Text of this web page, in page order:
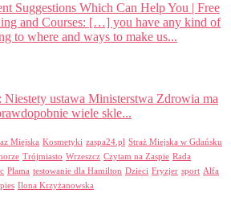
Suggestions Which Can Help You | Free
and Courses: […] you have any kind of
to where and ways to make us...
ustawa Ministerstwa Zdrowia ma
wiele skle...
Miejska Kosmetyki zaspa24.pl Straż Miejska w Gdańsku
Trójmiasto Wrzeszcz Czytam na Zaspie Rada
Plama testowanie dla Hamilton Dzieci Fryzjer sport Alfa
pies Ilona Krzyżanowska